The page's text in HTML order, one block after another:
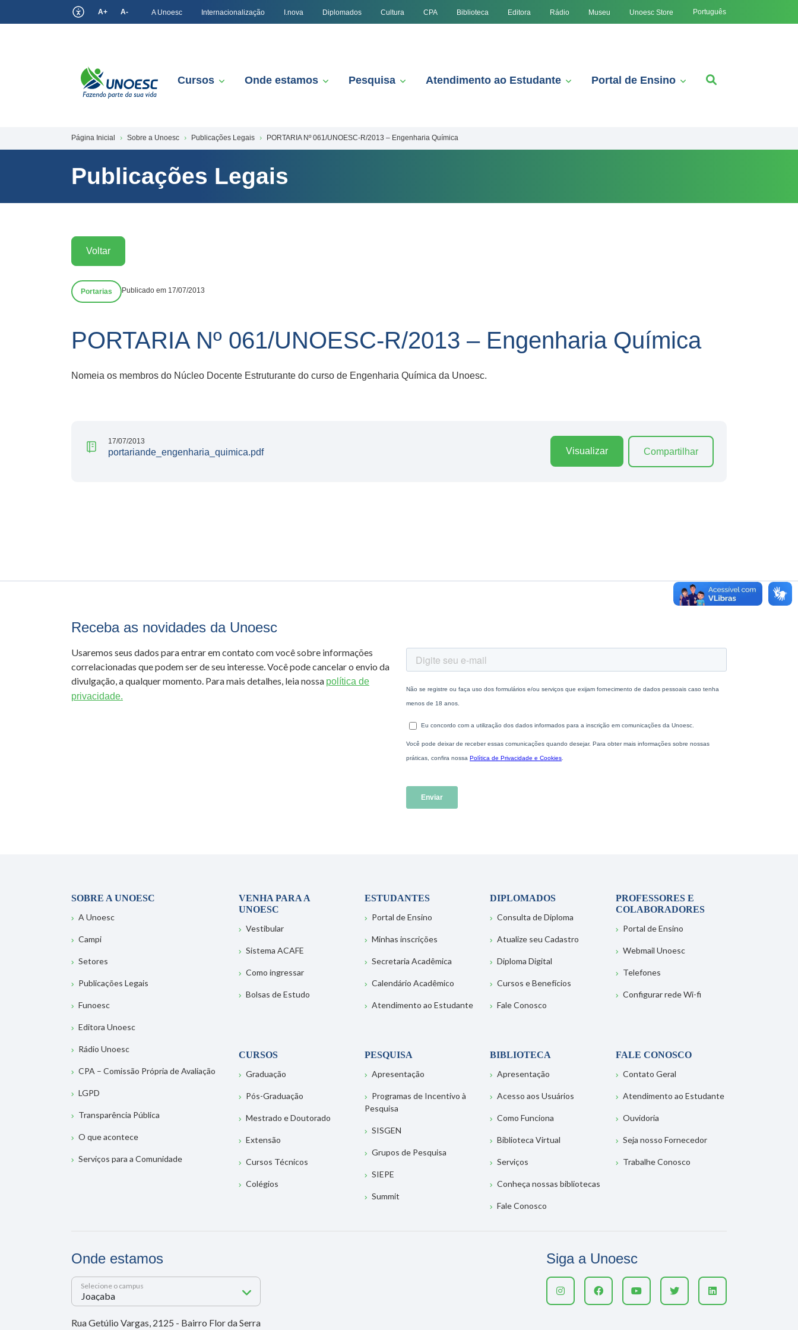
A+ A- A Unoesc Internacionalização I.nova Diplomados Cultura CPA Biblioteca Editora Rádio Museu Unoesc Store Português
Cursos Onde estamos Pesquisa Atendimento ao Estudante Portal de Ensino
Página Inicial Sobre a Unoesc Publicações Legais PORTARIA Nº 061/UNOESC-R/2013 – Engenharia Química
Publicações Legais
Voltar
Portarias Publicado em 17/07/2013
PORTARIA Nº 061/UNOESC-R/2013 – Engenharia Química
Nomeia os membros do Núcleo Docente Estruturante do curso de Engenharia Química da Unoesc.
17/07/2013
portariande_engenharia_quimica.pdf Visualizar Compartilhar
Receba as novidades da Unoesc
Usaremos seus dados para entrar em contato com você sobre informações
correlacionadas que podem ser de seu interesse. Você pode cancelar o envio da
divulgação, a qualquer momento. Para mais detalhes, leia nossa política de
privacidade.
SOBRE A UNOESC
A Unoesc
Campi
Setores
Publicações Legais
Funoesc
Editora Unoesc
Rádio Unoesc
CPA – Comissão Própria de Avaliação
LGPD
Transparência Pública
O que acontece
Serviços para a Comunidade
VENHA PARA A
UNOESC
Vestibular
Sistema ACAFE
Como ingressar
Bolsas de Estudo
ESTUDANTES
Portal de Ensino
Minhas inscrições
Secretaria Acadêmica
Calendário Acadêmico
Atendimento ao Estudante
DIPLOMADOS
Consulta de Diploma
Atualize seu Cadastro
Diploma Digital
Cursos e Benefícios
Fale Conosco
PROFESSORES E
COLABORADORES
Portal de Ensino
Webmail Unoesc
Telefones
Configurar rede Wi-fi
CURSOS
Graduação
Pós-Graduação
Mestrado e Doutorado
Extensão
Cursos Técnicos
Colégios
PESQUISA
Apresentação
Programas de Incentivo à
Pesquisa
SISGEN
Grupos de Pesquisa
SIEPE
Summit
BIBLIOTECA
Apresentação
Acesso aos Usuários
Como Funciona
Biblioteca Virtual
Serviços
Conheça nossas bibliotecas
Fale Conosco
FALE CONOSCO
Contato Geral
Atendimento ao Estudante
Ouvidoria
Seja nosso Fornecedor
Trabalhe Conosco
Onde estamos
Selecione o campus
Rua Getúlio Vargas, 2125 - Bairro Flor da Serra
Siga a Unoesc